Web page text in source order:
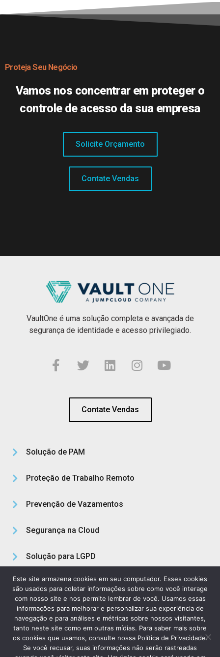
Proteja Seu Negócio
Vamos nos concentrar em proteger o
controle de acesso da sua empresa
Solicite Orçamento
Contate Vendas
VaultOne é uma solução completa e avançada de
segurança de identidade e acesso privilegiado.
Contate Vendas
Solução de PAM
Proteção de Trabalho Remoto
Prevenção de Vazamentos
Segurança na Cloud
Solução para LGPD
Sobre Nós
Política de Privacidade Termos Legais
Este site armazena cookies em seu computador. Esses cookies
são usados para coletar informações sobre como você interage
com nosso site e nos permite lembrar de você. Usamos essas
informações para melhorar e personalizar sua experiência de
navegação e para análises e métricas sobre nossos visitantes,
tanto neste site como em outras mídias. Para saber mais sobre
os cookies que usamos, consulte nossa Política de Privacidade.
Se você recusar, suas informações não serão rastreadas